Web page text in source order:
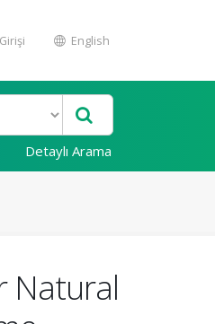
English
Detaylı Arama
Natural